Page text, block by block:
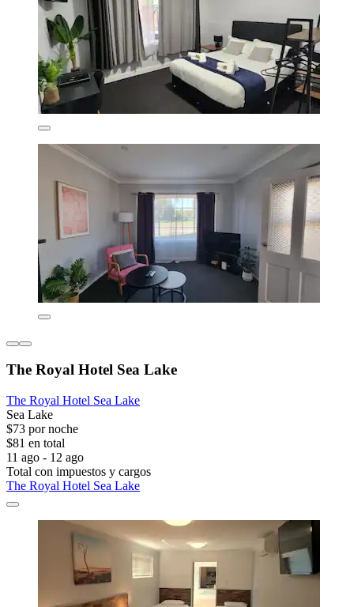
The Royal Hotel Sea Lake
The Royal Hotel Sea Lake
Sea Lake
$73 por noche
$81 en total
11 ago - 12 ago
Total con impuestos y cargos
The Royal Hotel Sea Lake